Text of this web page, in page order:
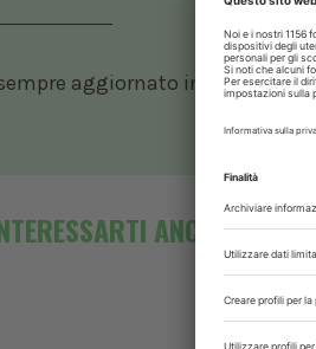
aggiornato in ambito
ANCHE